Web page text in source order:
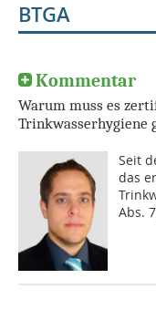
BTGA
Kommentar
Warum muss es
Trinkwasserhygiene
Seit
das
Abs.